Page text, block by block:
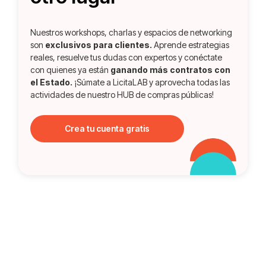
Nuestros workshops, charlas y espacios de networking
son exclusivos para clientes.Aprende estrategias
reales, resuelve tus dudas con expertos y conéctate
con quienes ya están ganando más contratos con
el Estado. ¡Súmate a LicitaLAB y aprovecha todas las
actividades de nuestro HUB de compras públicas!
Crea tu cuenta gratis